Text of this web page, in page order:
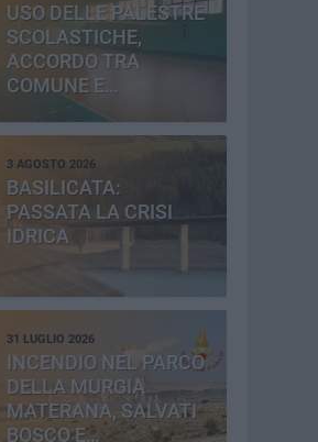
USO DELLE PALESTRE
SCOLASTICHE,
ACCORDO TRA
COMUNE E
PROVINCIA
3 AGOSTO 2026
BASILICATA:
PASSATA LA CRISI
IDRICA
31 LUGLIO 2026
INCENDIO NEL PARCO
DELLA MURGIA
MATERANA, SALVATI
BOSCO E